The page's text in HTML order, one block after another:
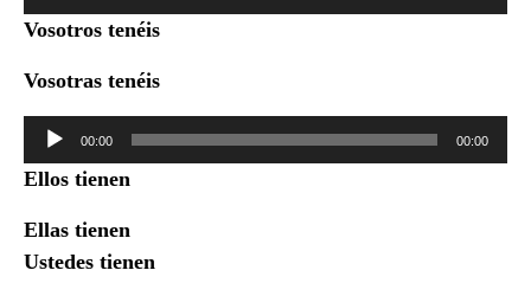
audio
Vosotros tenéis
Vosotras tenéis
Reproductor
audio
00:00 00:00
Ellos tienen
Ellas tienen
Ustedes tienen